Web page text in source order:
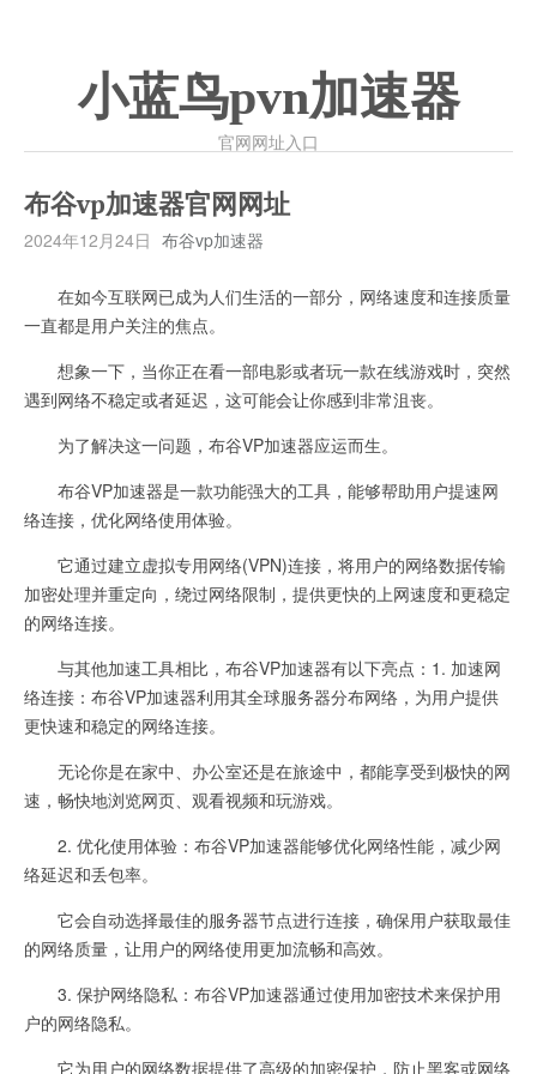
小蓝鸟pvn加速器
官网网址入口
布谷vp加速器官网网址
2024年12月24日 布谷vp加速器
在如今互联网已成为人们生活的一部分，网络速度和连接质量
一直都是用户关注的焦点。
想象一下，当你正在看一部电影或者玩一款在线游戏时，突然
遇到网络不稳定或者延迟，这可能会让你感到非常沮丧。
为了解决这一问题，布谷VP加速器应运而生。
布谷VP加速器是一款功能强大的工具，能够帮助用户提速网
络连接，优化网络使用体验。
它通过建立虚拟专用网络(VPN)连接，将用户的网络数据传输
加密处理并重定向，绕过网络限制，提供更快的上网速度和更稳定
的网络连接。
与其他加速工具相比，布谷VP加速器有以下亮点：1. 加速网
络连接：布谷VP加速器利用其全球服务器分布网络，为用户提供
更快速和稳定的网络连接。
无论你是在家中、办公室还是在旅途中，都能享受到极快的网
速，畅快地浏览网页、观看视频和玩游戏。
2. 优化使用体验：布谷VP加速器能够优化网络性能，减少网
络延迟和丢包率。
它会自动选择最佳的服务器节点进行连接，确保用户获取最佳
的网络质量，让用户的网络使用更加流畅和高效。
3. 保护网络隐私：布谷VP加速器通过使用加密技术来保护用
户的网络隐私。
它为用户的网络数据提供了高级的加密保护，防止黑客或网络